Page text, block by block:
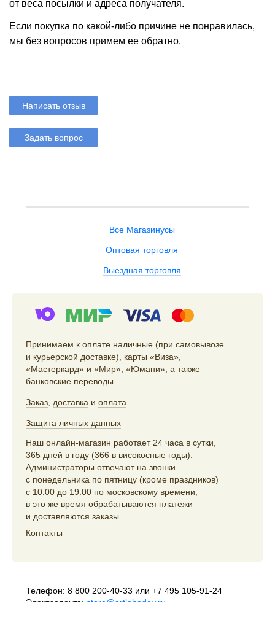
от веса посылки и адреса получателя.
Если покупка по какой-либо причине не понравилась,
мы без вопросов примем ее обратно.
Написать отзыв
Задать вопрос
Все Магазинусы
Оптовая торговля
Выездная торговля
Принимаем к оплате наличные (при самовывозе
и курьерской доставке), карты «Виза»,
«Мастеркард» и «Мир», «Юмани», а также
банковские переводы.
Заказ доставка и оплата
Защита личных данных
Наш онлайн-магазин работает 24 часа в сутки,
365 дней в году (366 в високосные годы).
Администраторы отвечают на звонки
с понедельника по пятницу (кроме праздников)
с 10:00 до 19:00 по московскому времени,
в это же время обрабатываются платежи
и доставляются заказы.
Контакты
Телефон: 8 800 200-40-33 или +7 495 105-91-24
Электропочта: store@artlebedev.ru